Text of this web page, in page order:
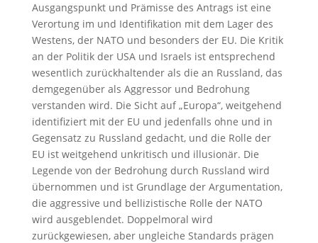
Ausgangspunkt und Prämisse des Antrags ist eine
Verortung im und Identifikation mit dem Lager des
Westens, der NATO und besonders der EU. Die Kritik
an der Politik der USA und Israels ist entsprechend
wesentlich zurückhaltender als die an Russland, das
demgegenüber als Aggressor und Bedrohung
verstanden wird. Die Sicht auf „Europa“, weitgehend
identifiziert mit der EU und jedenfalls ohne und in
Gegensatz zu Russland gedacht, und die Rolle der
EU ist weitgehend unkritisch und illusionär. Die
Legende von der Bedrohung durch Russland wird
übernommen und ist Grundlage der Argumentation,
die aggressive und bellizistische Rolle der NATO
wird ausgeblendet. Doppelmoral wird
zurückgewiesen, aber ungleiche Standards prägen